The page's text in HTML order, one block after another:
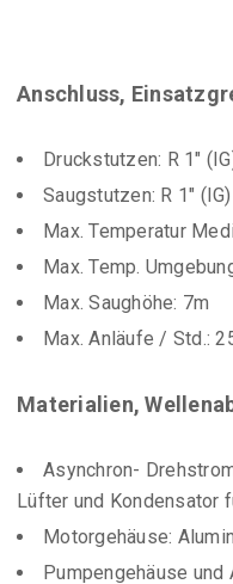
Anschluss,
Druckstutzen: R 1″
Saugstutzen: R 1″ (IG)
Max. Temperatur
Max. Temp.
Max. Saughöhe: 7m
Max. Anläufe / Std.:
Materialien,
Asynchron-
Lüfter und Kondensator
Motorgehäuse:
Pumpengehäuse und